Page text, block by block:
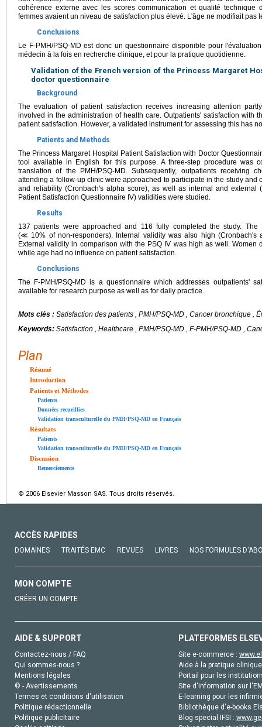
cohérence externe avec les scores communication et qualité technique
femmes avaient un niveau de satisfaction plus élevé. L'âge ne modifiait pas
Conclusions
Le F-PMH/PSQ-MD est donc un questionnaire disponible pour
médecin à la fois en recherche clinique, et pour la pratique quotidienne.
Validation of the French version of the Princess Margaret
doctor questionnaire
Background
The evaluation of patient satisfaction receives increasing attention
involved in the administration of health care. Outpatients' satisfaction with
patient satisfaction. However, a validated instrument for assessing this has
Patients and Methods
The Princess Margaret Hospital Patient Satisfaction with Doctor
tool available in English for this purpose. A three-step procedure was
translation of the PMH/PSQ-MD. Subsequently, outpatients receiving
attending a follow-up clinic were approached to participate in the study and
and reliability (Cronbach's alpha score), as well as internal and external
Patient Satisfaction Questionnaire IV) validities were studied.
Results
137 patients were approached and 116 fully completed the study. The
(≪ 10% of non-responders). Internal validity was also high (Cronbach's
External validity in comparison with the PSQ IV was high as well. Women
while age had no influence on patient satisfaction.
Conclusions
The F-PMH/PSQ-MD is a questionnaire which addresses outpatients'
available for research purpose as well as for daily practice.
Mots clés : Satisfaction des patients , PMH/PSQ-MD , Cancer bronchique ,
Keywords: Satisfaction , Healthcare , PMH/PSQ-MD , F-PMH/PSQ-MD ,
Plan
Résumé
Introduction
Patients et Méthodes
Patients
Données recueillies
Validation transculturelle du PMH/PSQ-MD en Français
Résultats
Patients
Validation transculturelle du PMH/PSQ-MD en Français
Discussion
Remerciements
© 2006 Elsevier Masson SAS. Tous droits réservés.
ACCÈS RAPIDES
DOMAINES TRAITÉS EMC REVUES LIVRES NOS FORMULES
MON COMPTE
CRÉER UN COMPTE
AIDE & SUPPORT
Contactez-nous / FAQ
Qui sommes-nous ?
Mentions légales
© - Avertissements
Termes et conditions d'utilisation
Politique rédactionnelle
Politique publicitaire
PLATEFORMES
Site e-commerce :
Aide à la pratique
Portail pour les
Site d'information sur
E-learning pour les
Bibliothèque d'e-books
Blog special IFSI :